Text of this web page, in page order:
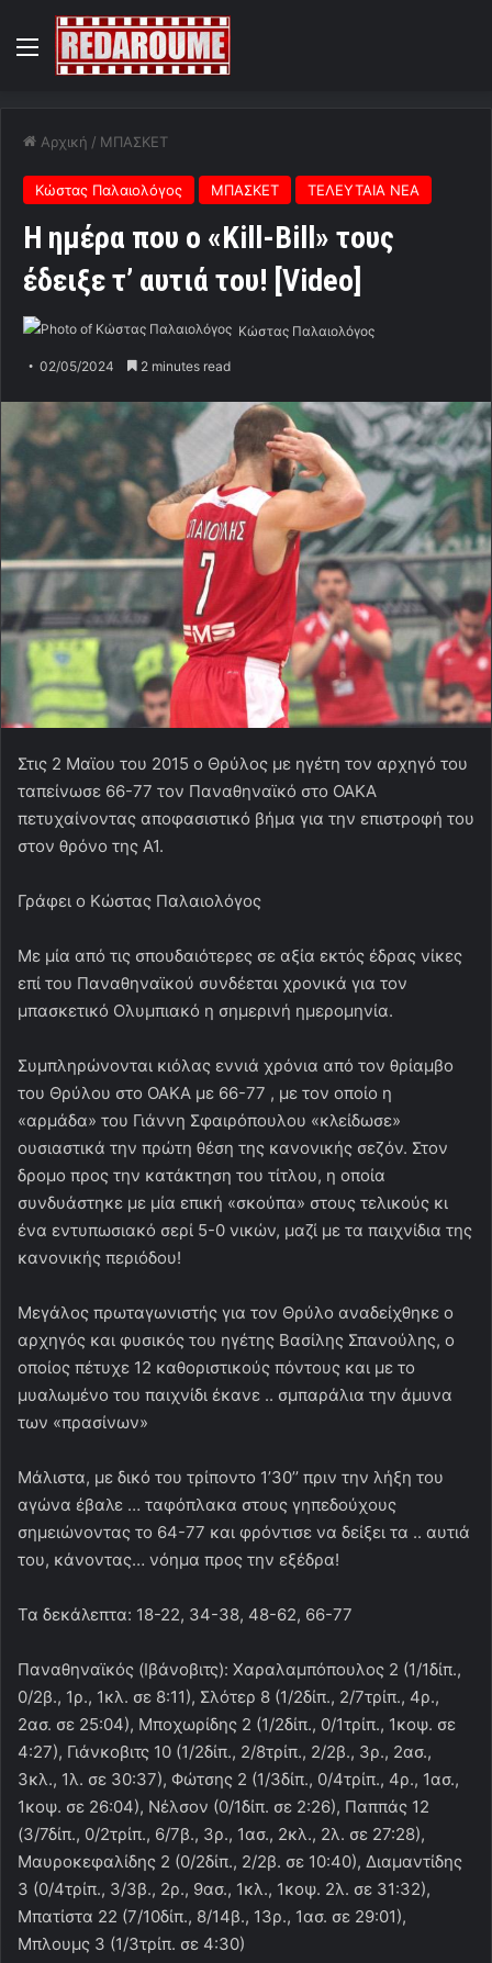
Menu
Αρχική / ΜΠΑΣΚΕΤ
Κώστας Παλαιολόγος ΜΠΑΣΚΕΤ ΤΕΛΕΥΤΑΙΑ ΝΕΑ
Η ημέρα που ο «Κill-Bill» τους
έδειξε τ’ αυτιά του! [Video]
Κώστας Παλαιολόγος
02/05/2024 2 minutes read
Στις 2 Μαϊου του 2015 ο Θρύλος με ηγέτη τον αρχηγό του
ταπείνωσε 66-77 τον Παναθηναϊκό στο ΟΑΚΑ
πετυχαίνοντας αποφασιστικό βήμα για την επιστροφή του
στον θρόνο της Α1.
Γράφει ο Κώστας Παλαιολόγος
Με μία από τις σπουδαιότερες σε αξία εκτός έδρας νίκες
επί του Παναθηναϊκού συνδέεται χρονικά για τον
μπασκετικό Ολυμπιακό η σημερινή ημερομηνία.
Συμπληρώνονται κιόλας εννιά χρόνια από τον θρίαμβο
του Θρύλου στο ΟΑΚΑ με 66-77 , με τον οποίο η
«αρμάδα» του Γιάννη Σφαιρόπουλου «κλείδωσε»
ουσιαστικά την πρώτη θέση της κανονικής σεζόν. Στον
δρομο προς την κατάκτηση του τίτλου, η οποία
συνδυάστηκε με μία επική «σκούπα» στους τελικούς κι
ένα εντυπωσιακό σερί 5-0 νικών, μαζί με τα παιχνίδια της
κανονικής περιόδου!
Μεγάλος πρωταγωνιστής για τον Θρύλο αναδείχθηκε ο
αρχηγός και φυσικός του ηγέτης Βασίλης Σπανούλης, ο
οποίος πέτυχε 12 καθοριστικούς πόντους και με το
μυαλωμένο του παιχνίδι έκανε .. σμπαράλια την άμυνα
των «πρασίνων»
Μάλιστα, με δικό του τρίποντο 1’30’’ πριν την λήξη του
αγώνα έβαλε … ταφόπλακα στους γηπεδούχους
σημειώνοντας το 64-77 και φρόντισε να δείξει τα .. αυτιά
του, κάνοντας… νόημα προς την εξέδρα!
Τα δεκάλεπτα: 18-22, 34-38, 48-62, 66-77
Παναθηναϊκός (Ιβάνοβιτς): Χαραλαμπόπουλος 2 (1/1δίπ.,
0/2β., 1ρ., 1κλ. σε 8:11), Σλότερ 8 (1/2δίπ., 2/7τρίπ., 4ρ.,
2ασ. σε 25:04), Μποχωρίδης 2 (1/2δίπ., 0/1τρίπ., 1κοψ. σε
4:27), Γιάνκοβιτς 10 (1/2δίπ., 2/8τρίπ., 2/2β., 3ρ., 2ασ.,
3κλ., 1λ. σε 30:37), Φώτσης 2 (1/3δίπ., 0/4τρίπ., 4ρ., 1ασ.,
1κοψ. σε 26:04), Νέλσον (0/1δίπ. σε 2:26), Παππάς 12
(3/7δίπ., 0/2τρίπ., 6/7β., 3ρ., 1ασ., 2κλ., 2λ. σε 27:28),
Μαυροκεφαλίδης 2 (0/2δίπ., 2/2β. σε 10:40), Διαμαντίδης
3 (0/4τρίπ., 3/3β., 2ρ., 9ασ., 1κλ., 1κοψ. 2λ. σε 31:32),
Μπατίστα 22 (7/10δίπ., 8/14β., 13ρ., 1ασ. σε 29:01),
Μπλουμς 3 (1/3τρίπ. σε 4:30)